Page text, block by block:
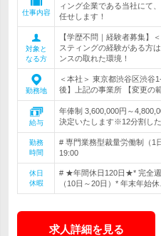
仕事内容
ィング企業である当社にて
任せします！
対象と
なる方
【学歴不問｜経験者募集】
スティングの経験がある方
ンスの取れた環境！
勤務地
＜本社＞ 東京都渋谷区渋谷
後】上記の事業所 【変更の
給与
年俸制 3,600,000円～
決定いたします※12分割し
勤務
時間
# 専門業務型裁量労働制（1
19:00
休日
休暇
# ★年間休日120日★* 完全
（10日～20日）* 年末年始休
求人詳細を見る